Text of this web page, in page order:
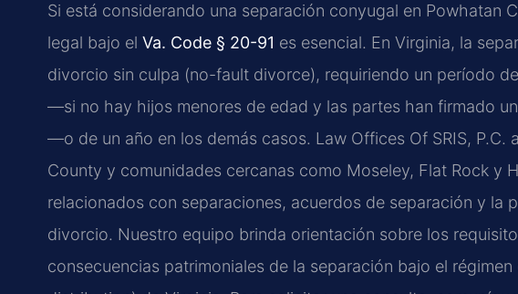
Si está considerando una separación conyugal en Powhatan
legal bajo el Va. Code § 20-91 es esencial. En Virginia, la
divorcio sin culpa (no-fault divorce), requiriendo un período
—si no hay hijos menores de edad y las partes han firmado
—o de un año en los demás casos. Law Offices Of SRIS, P.C.
County y comunidades cercanas como Moseley, Flat Rock y
relacionados con separaciones, acuerdos de separación y la
divorcio. Nuestro equipo brinda orientación sobre los
consecuencias patrimoniales de la separación bajo el